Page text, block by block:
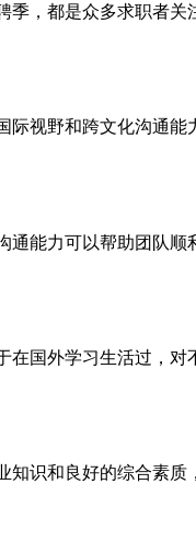
，都是众多求职者
视野和跨文化沟通
能力可以帮助团队
国外学习生活过，
识和良好的综合素